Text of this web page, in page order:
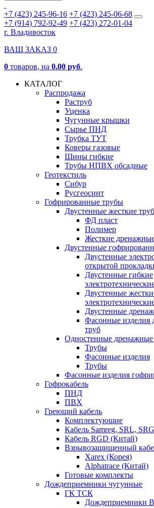
+7 (423) 245-96-16 +7 (423) 245-06-68
+7 (914) 792-92-49 +7 (423) 272-01-04
г. Владивосток
ВАШ ЗАКАЗ 0
0 товаров, на 0.00 руб.
КАТАЛОГ
Распродажа
Раструб
Уценка
Чугунные крышки
Сырье ПНД
Трубка ТУТ
Коверы газовые
Шины гибкие
Трубы НПВХ обсадные
Геотекстиль
Сибур
Русгеосинт
Гофрированные трубы
Двустенные жесткие
ФД пласт
Полимер
Жесткие
Двустенные
Двустенные
открытой
Двустенные гибкие
Двустенные
Двустенные
Фасонные изделия
труб
Одностенные
Трубы
Фасонные изделия
Трубы
Фасонные изделия
Гофрокабель
ПНД
ПВХ
Греющий кабель
Комплектующие
Кабель Samreg, SRL,
Кабель RGD (Китай)
Взрывозащищенный
Xarex (Корея)
Alphatrace (Китай)
Готовые комплекты
Дождеприемники чугунные
ГК ТСК
Дождеприемники